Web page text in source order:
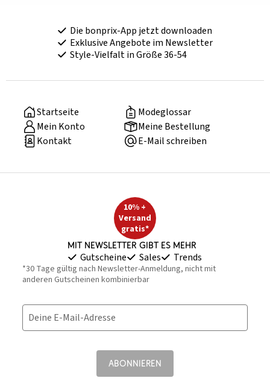
Die bonprix-App jetzt downloaden
Exklusive Angebote im Newsletter
Style-Vielfalt in Größe 36-54
Startseite
Modeglossar
Mein Konto
Meine Bestellung
Kontakt
E-Mail schreiben
10% +
Versand
gratis*
Mit Newsletter gibt es mehr
Gutscheine Sales Trends
*30 Tage gültig nach Newsletter-Anmeldung, nicht mit
anderen Gutscheinen kombinierbar
Deine E-Mail-Adresse
ABONNIEREN